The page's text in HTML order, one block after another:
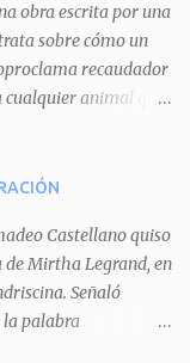
obra escrita por una
sobre cómo un
recaudador
cualquier animal que
Tatú, el armadillo.
cotorra, deja
otros tres
terminan por
despavorido al verse
Castellano quiso
Mirtha Legrand, en
Señaló
la palabra